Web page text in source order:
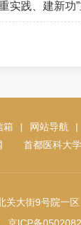
实践、建新
箱 | 网站导航 |
首都医科大学
关大街9号院